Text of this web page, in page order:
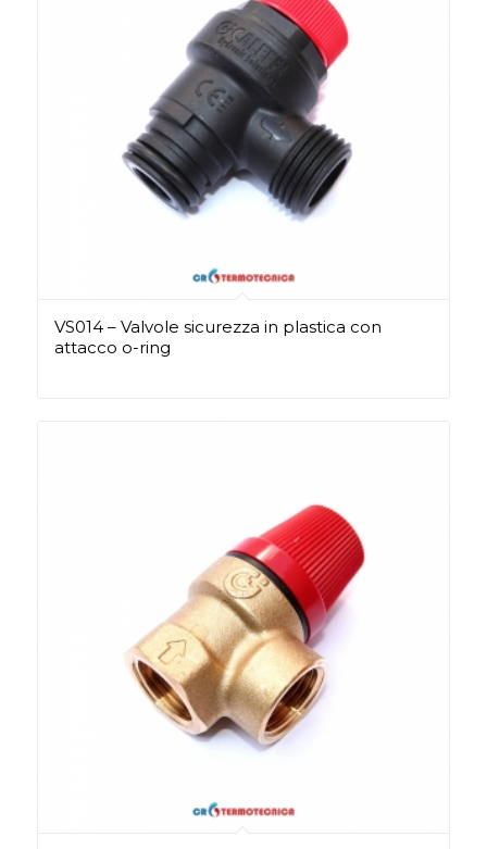
VS014 – Valvole sicurezza in plastica con
attacco o-ring